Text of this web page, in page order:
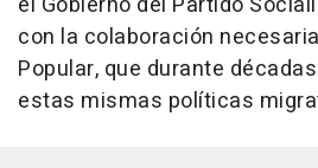
con la colaboración
Popular, que durante
estas mismas políticas